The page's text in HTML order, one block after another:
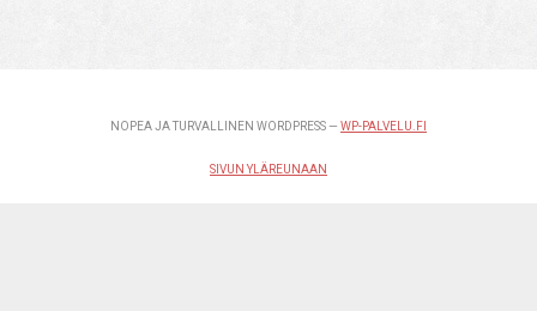
NOPEA JA TURVALLINEN WORDPRESS — WP-PALVELU.FI
SIVUN YLÄREUNAAN